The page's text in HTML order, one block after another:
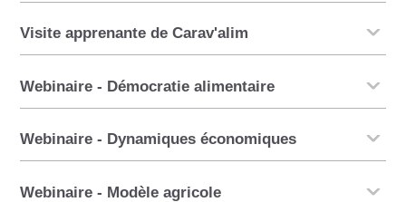
Visite apprenante de Carav'alim
Webinaire - Démocratie alimentaire
Webinaire - Dynamiques économiques
Webinaire - Modèle agricole